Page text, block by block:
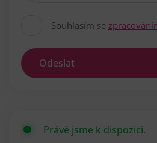
Souhlasím se
Odeslat
Právě jsme k dispozici.